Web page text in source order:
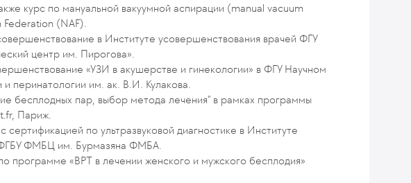
курс по мануальной вакуумной аспирации (manual vacuum
(NAF).
в Институте усовершенствования врачей ФГУ
центр им. Пирогова».
«УЗИ в акушерстве и гинекологии» в ФГУ Научном
перинатологии им. ак. В.И. Кулакова.
бесплодных пар, выбор метода лечения" в рамках программы
Париж.
сертификацией по ультразвуковой диагностике в Институте
ФМБЦ им. Бурмазяна ФМБА.
программе «ВРТ в лечении женского и мужского бесплодия»